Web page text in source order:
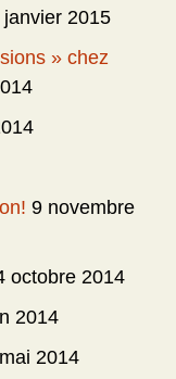
janvier 2015
» chez
9 novembre
octobre 2014
2014
2014